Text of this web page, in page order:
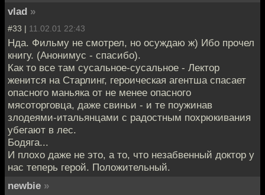
vlad »
#33 | 11.02.01 22:43
Нда. Фильму не смотрел, но осуждаю ж) Ибо прочел
книгу. (Анонимус - спасибо).
Как то все там сусальное-сусальное - Лектор
женится на Старлинг, героическая агентша спасает
опасного маньяка от не менее опасного
мясоторговца, даже свиньи - и те поужинав
злодеями-итальянцами с радостным похрюкивания
убегают в лес.
Бодяга...
И плохо даже не это, а то, что незабвенный доктор у
нас теперь герой. Положительный.
newbie »